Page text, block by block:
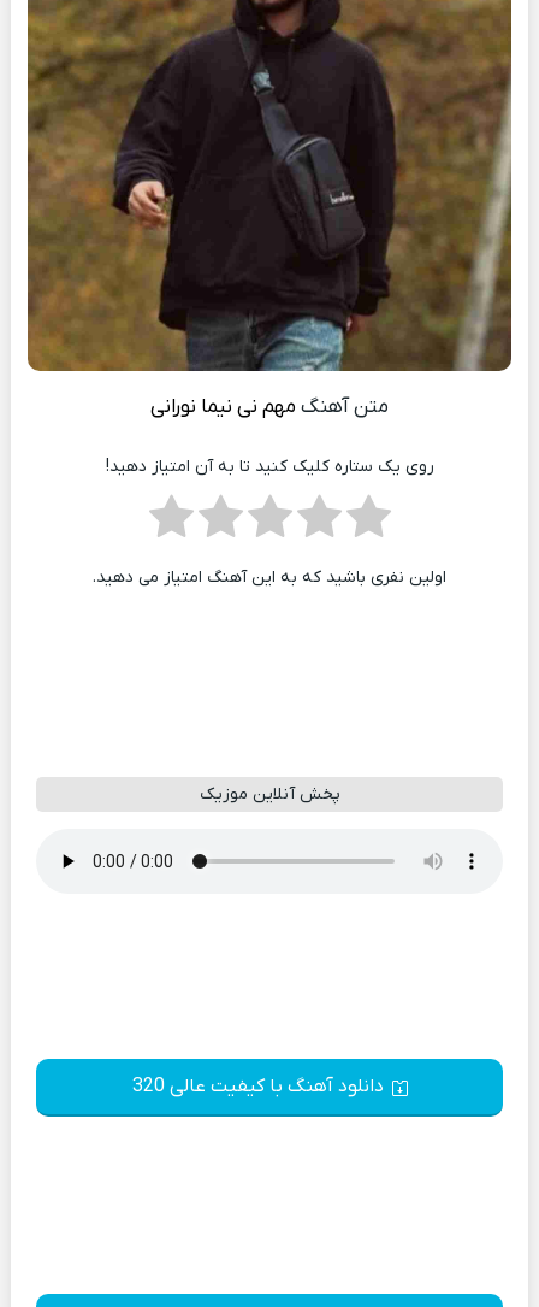
متن آهنگ مهم نی نیما نورانی
روی یک ستاره کلیک کنید تا به آن امتیاز دهید!
اولین نفری باشید که به این آهنگ امتیاز می دهید.
پخش آنلاین موزیک
دانلود آهنگ با کیفیت عالی 320